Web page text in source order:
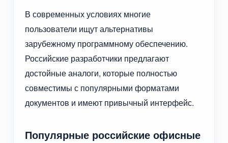
В современных условиях многие
пользователи ищут альтернативы
зарубежному программному обеспечению.
Российские разработчики предлагают
достойные аналоги, которые полностью
совместимы с популярными форматами
документов и имеют привычный интерфейс.
Популярные российские офисные